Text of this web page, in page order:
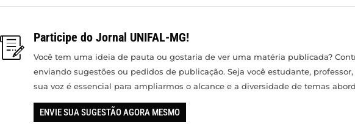
Participe do Jornal UNIFAL-MG!
Você tem uma ideia de pauta ou gostaria de ver uma matéria publicada?
enviando sugestões ou pedidos de publicação. Seja você estudante,
sua voz é essencial para ampliarmos o alcance e a diversidade de temas
ENVIE SUA SUGESTÃO AGORA MESMO